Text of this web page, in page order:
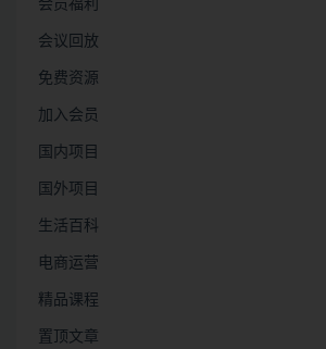
会员福利
会议回放
免费资源
加入会员
国内项目
国外项目
生活百科
电商运营
精品课程
置顶文章